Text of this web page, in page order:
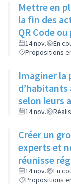
Mettre en
la fin des
QR Code
14 nov.
En
Propositions
Imaginer
selon leurs
14 nov.
Créer un
experts et
réunisse
suivre les
14 nov.
En
Propositions